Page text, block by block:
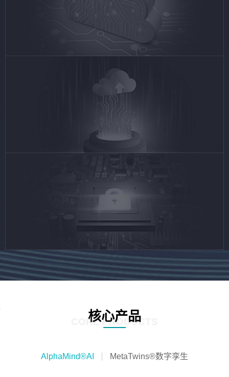
核心产品
CORE PRODUCTS
AlphaMind®AI MetaTwins®数字孪生